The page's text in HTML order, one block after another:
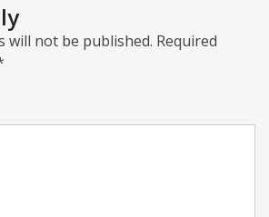
will not be published. Required